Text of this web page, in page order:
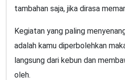
tambahan saja, jika dirasa
Kegiatan yang paling
adalah kamu diperbolehkan
langsung dari kebun dan
oleh.